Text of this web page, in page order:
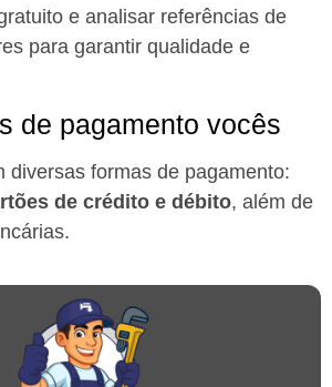
e analisar referências de
para garantir qualidade e
de pagamento vocês
diversas formas de pagamento:
de crédito e débito, além de